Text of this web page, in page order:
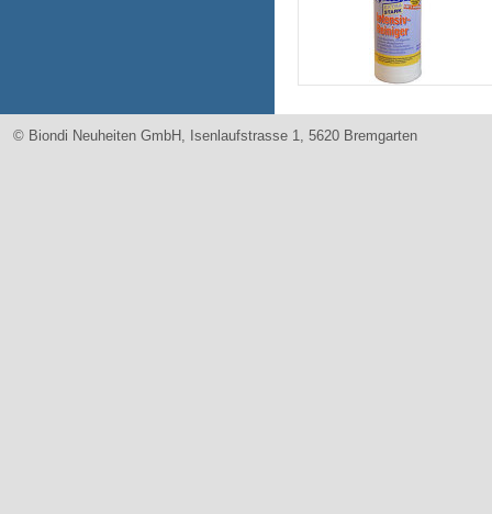
© Biondi Neuheiten GmbH, Isenlaufstrasse 1, 5620 Bremgarten